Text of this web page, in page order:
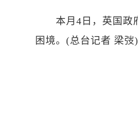
本月4日，英国政府
困境。(总台记者 梁弢)